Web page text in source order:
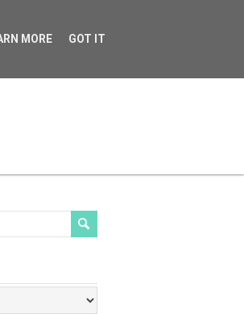
MORE GOT IT